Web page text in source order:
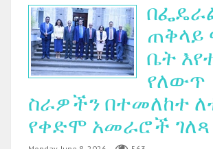
ጠቅላይ
ቤት
የለውጥ
ስራዎችን በተመለከተ
የቀድሞ አመራሮች ገለጻ